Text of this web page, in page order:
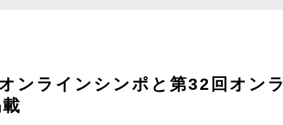
ンラインシンポと第32回オンラ